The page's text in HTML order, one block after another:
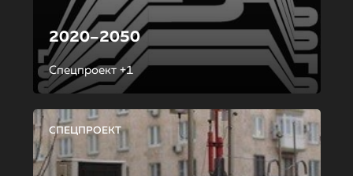
2020–2050
Спецпроект +1
СПЕЦПРОЕКТ